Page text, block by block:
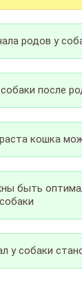
родов у
после
кошка
быть
у собаки